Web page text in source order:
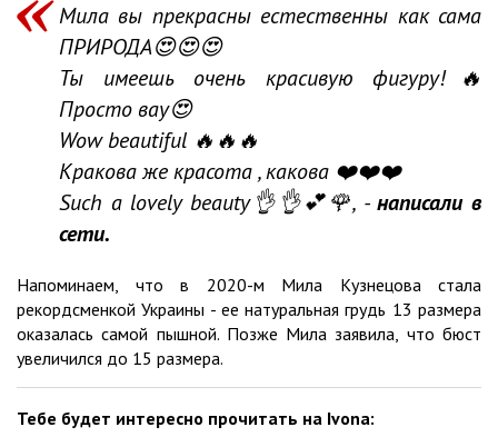
Мила вы прекрасны естественны как сама
ПРИРОДА😍😍😍
Ты имеешь очень красивую фигуру!🔥
Просто вау😍
Wow beautiful 🔥🔥🔥
Кракова же красота , какова ❤️❤️❤️
Such a lovely beauty👌👌💕🌹, -написали в
сети.
Напоминаем, что в 2020-м Мила Кузнецова стала
рекордсменкой Украины - ее натуральная грудь 13 размера
оказалась самой пышной. Позже Мила заявила, что бюст
увеличился до 15 размера.
Тебе будет интересно прочитать на Ivona: